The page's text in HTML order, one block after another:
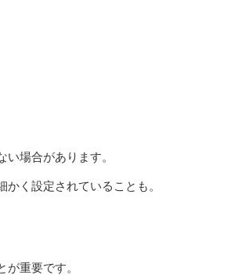
い場合があります。
く設定されていることも。
重要です。